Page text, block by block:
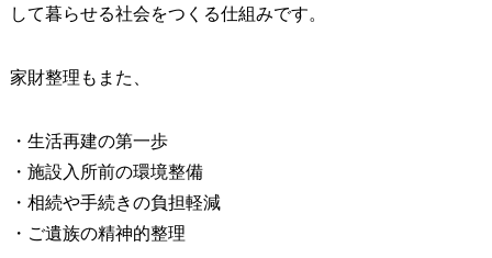
して暮らせる社会をつくる仕組みです。
家財整理もまた、
・生活再建の第一歩
・施設入所前の環境整備
・相続や手続きの負担軽減
・ご遺族の精神的整理